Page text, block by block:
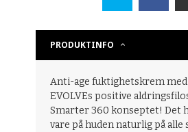
PRODUKTINFO
Anti-age fuktighetskrem med
EVOLVEs positive
Smarter 360 konseptet! Det
vare på huden naturlig på alle